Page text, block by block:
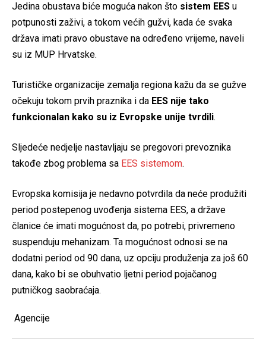
Jedina obustava biće moguća nakon što sistem EES u
potpunosti zaživi, a tokom većih gužvi, kada će svaka
država imati pravo obustave na određeno vrijeme, naveli
su iz MUP Hrvatske.
Turističke organizacije zemalja regiona kažu da se gužve
očekuju tokom prvih praznika i da EES nije tako
funkcionalan kako su iz Evropske unije tvrdili.
Sljedeće nedjelje nastavljaju se pregovori prevoznika
takođe zbog problema sa EES sistemom.
Evropska komisija je nedavno potvrdila da neće produžiti
period postepenog uvođenja sistema EES, a države
članice će imati mogućnost da, po potrebi, privremeno
suspenduju mehanizam. Ta mogućnost odnosi se na
dodatni period od 90 dana, uz opciju produženja za još 60
dana, kako bi se obuhvatio ljetni period pojačanog
putničkog saobraćaja.
Agencije